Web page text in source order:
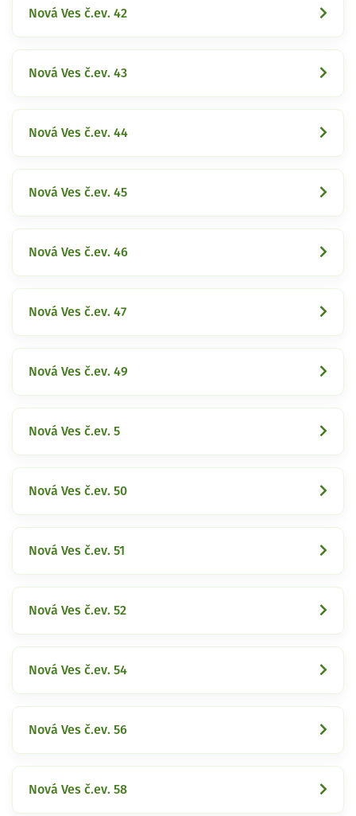
Nová Ves č.ev. 42
Nová Ves č.ev. 43
Nová Ves č.ev. 44
Nová Ves č.ev. 45
Nová Ves č.ev. 46
Nová Ves č.ev. 47
Nová Ves č.ev. 49
Nová Ves č.ev. 5
Nová Ves č.ev. 50
Nová Ves č.ev. 51
Nová Ves č.ev. 52
Nová Ves č.ev. 54
Nová Ves č.ev. 56
Nová Ves č.ev. 58